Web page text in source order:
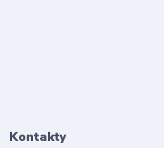
Kontakty